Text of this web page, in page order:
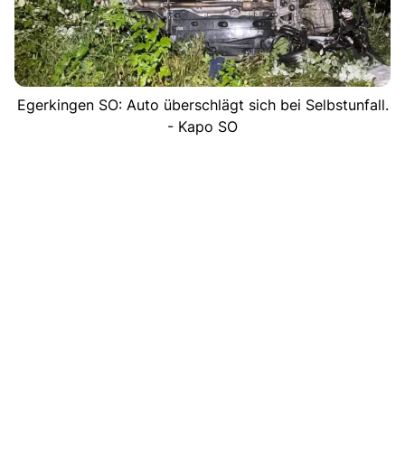
Egerkingen SO: Auto überschlägt sich bei Selbstunfall.
- Kapo SO